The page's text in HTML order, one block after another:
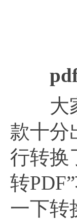
大家
款十分
行转换
转
一下转